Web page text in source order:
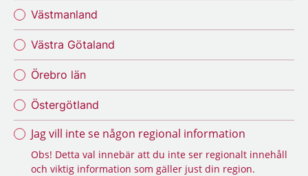
Västmanland
Västra Götaland
Örebro län
Östergötland
Jag vill inte se någon regional information
Obs! Detta val innebär att du inte ser regionalt innehåll
och viktig information som gäller just din region.